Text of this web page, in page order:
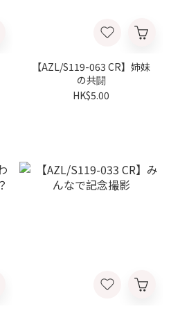
【AZL/S119-063 CR】姉妹
の共闘
HK$5.00